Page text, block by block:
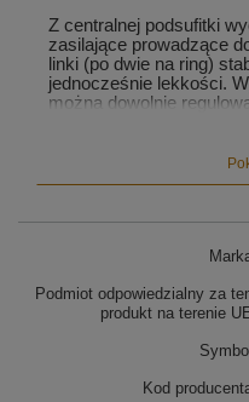
Z centralnej podsufitki
zasilające prowadzące
linki (po dwie na ring)
jednocześnie lekkości.
można dowolnie
stołem w jadalni, w
źródła światła
Sterowanie pilotem
przyciemnienia. Pilot
Podmiot odpowiedzialny za
produkt na terenie
Symbol
Kod